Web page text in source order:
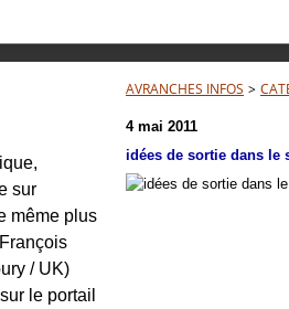
sur
même plus
/ UK)
sur le portail
AVRANCHES INFOS >
4 mai 2011
idées de sortie dans le